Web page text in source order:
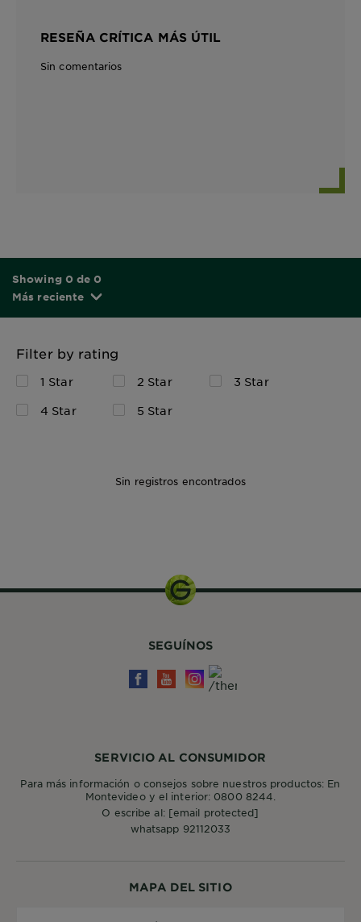
RESEÑA CRÍTICA MÁS ÚTIL
Sin comentarios
Showing 0 de 0
Más reciente
Filter by rating
1 Star 2 Star
3 Star
4 Star
5 Star
Sin registros encontrados
MAPA DEL SITIO
SERVICIO AL CONSUMIDOR
Para más información o consejos sobre nuestros productos: En
Montevideo y el interior: 0800 8244.
O escribe al: [email protected]
whatsapp 92112033
SEGUÍNOS